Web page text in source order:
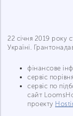
22 січня 2019 року
Україні.
фінансове
сервіс
сервіс по
сайт
проекту